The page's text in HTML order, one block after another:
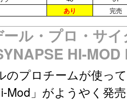
あり 完売
ル・プロ・サ
HI-MOD
のプロチームが使っ
Mod」がようやく発